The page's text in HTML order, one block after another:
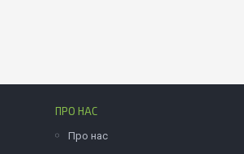
ПРО НАС
Про нас